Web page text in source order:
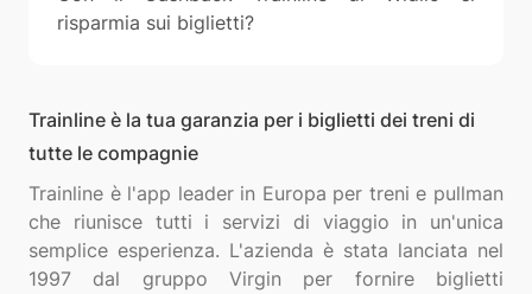
risparmia sui biglietti?
Trainline è la tua garanzia per i biglietti dei treni di
tutte le compagnie
Trainline è l'app leader in Europa per treni e pullman
che riunisce tutti i servizi di viaggio in un'unica
semplice esperienza. L'azienda è stata lanciata nel
1997 dal gruppo Virgin per fornire biglietti